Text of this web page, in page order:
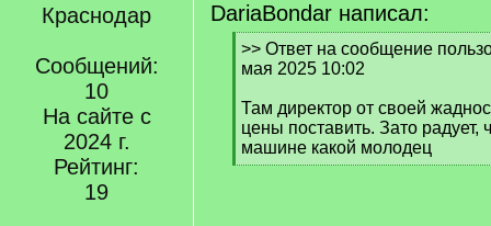
Краснодар
Сообщений:
10
На сайте с
2024 г.
Рейтинг:
19
DariaBondar написал:
[
q
>> Ответ на сообщение
мая 2025 10:02
Там директор от своей
цены поставить. Зато радует,
машине какой молодец
[